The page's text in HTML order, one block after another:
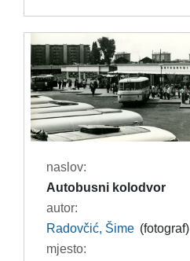
naslov:
Autobusni kolodvor
autor:
Radovčić, Šime (fotograf)
mjesto: